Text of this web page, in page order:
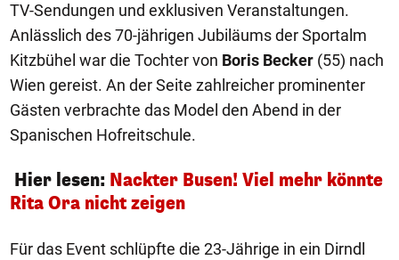
TV-Sendungen und exklusiven Veranstaltungen.
Anlässlich des 70-jährigen Jubiläums der Sportalm
Kitzbühel war die Tochter von Boris Becker (55) nach
Wien gereist. An der Seite zahlreicher prominenter
Gästen verbrachte das Model den Abend in der
Spanischen Hofreitschule.
Hier lesen: Nackter Busen! Viel mehr könnte
Rita Ora nicht zeigen
Für das Event schlüpfte die 23-Jährige in ein Dirndl